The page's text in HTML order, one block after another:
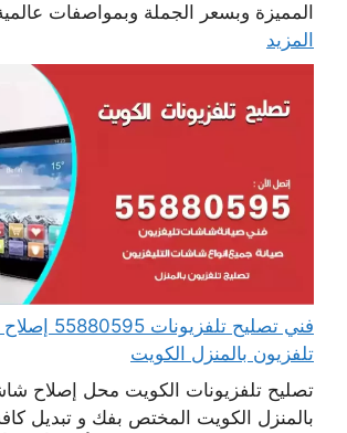
المميزة وبسعر الجملة وبمواصفات
المزيد
فني تصليح
تلفزيون بالمنزل الكويت
تصليح تلفزيونات الكويت محل إصلاح
بالمنزل الكويت المختص بفك و تبديل